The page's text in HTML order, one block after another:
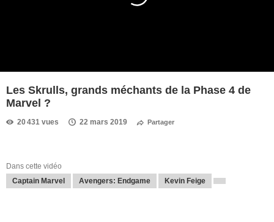
Les Skrulls, grands méchants de la Phase 4 de
Marvel ?
20 431 vues 22 mars 2019 Partager
Dans cette vidéo
Captain Marvel
Avengers: Endgame Kevin Feige